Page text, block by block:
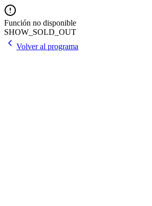
Función no disponible
SHOW_SOLD_OUT
Volver al programa